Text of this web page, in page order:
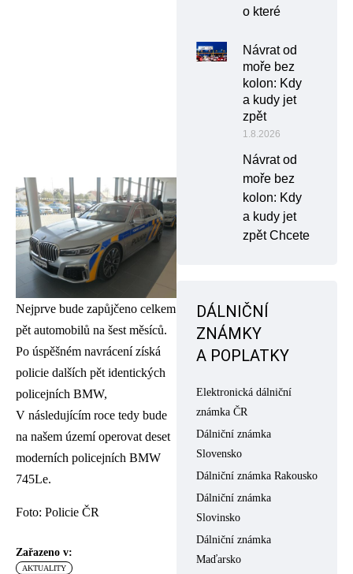
Nejprve bude zapůjčeno celkem
pět automobilů na šest měsíců.
Po úspěšném navrácení získá
policie dalších pět identických
policejních BMW,
V následujícím roce tedy bude
na našem území operovat deset
moderních policejních BMW
745Le.
Foto: Policie ČR
Zařazeno v:
AKTUALITY
o které
Návrat od
moře bez
kolon: Kdy
a kudy jet
zpět
1.8.2026
Návrat od
moře bez
kolon: Kdy
a kudy jet
zpět Chcete
DÁLNIČNÍ
ZNÁMKY
A POPLATKY
Elektronická dálniční
známka ČR
Dálniční známka
Slovensko
Dálniční známka Rakousko
Dálniční známka
Slovinsko
Dálniční známka
Maďarsko